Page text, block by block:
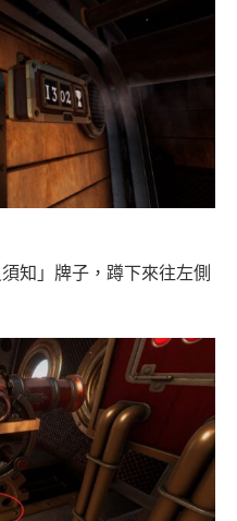
知」牌子，蹲下來往左側